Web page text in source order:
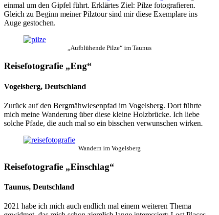
einmal um den Gipfel führt. Erklärtes Ziel: Pilze fotografieren.
Gleich zu Beginn meiner Pilztour sind mir diese Exemplare ins
Auge gestochen.
„Aufblühende Pilze“ im Taunus
Reisefotografie „Eng“
Vogelsberg, Deutschland
Zurück auf den Bergmähwiesenpfad im Vogelsberg. Dort führte
mich meine Wanderung über diese kleine Holzbrücke. Ich liebe
solche Pfade, die auch mal so ein bisschen verwunschen wirken.
Wandern im Vogelsberg
Reisefotografie „Einschlag“
Taunus, Deutschland
2021 habe ich mich auch endlich mal einem weiteren Thema